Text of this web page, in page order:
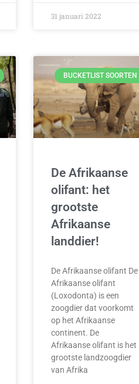
31 januari 2022
BUCKETLIST SOORTEN
De Afrikaanse
olifant: het
grootste
Afrikaanse
landdier!
De Afrikaanse olifant De
Afrikaanse olifant
(Loxodonta) is een
zoogdier dat voorkomt
op het Afrikaanse
continent. De
Afrikaanse olifant is het
grootste landzoogdier
van Afrika